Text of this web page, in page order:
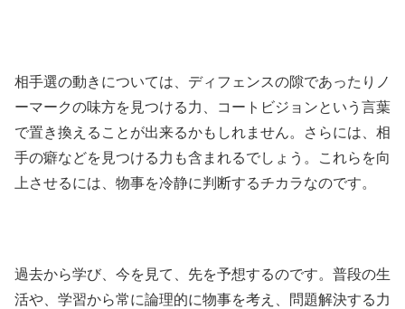
相手選の動きについては、ディフェンスの隙であったりノ
ーマークの味方を見つける力、コートビジョンという言葉
で置き換えることが出来るかもしれません。さらには、相
手の癖などを見つける力も含まれるでしょう。これらを向
上させるには、物事を冷静に判断するチカラなのです。
過去から学び、今を見て、先を予想するのです。普段の生
活や、学習から常に論理的に物事を考え、問題解決する力